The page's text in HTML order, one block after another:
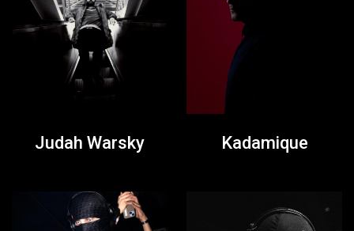
Judah Warsky Kadamique